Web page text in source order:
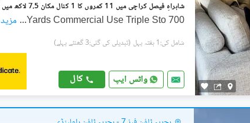
700 Yards Commercial Use Triple Sto
... مزید
شامل کی:1 ہفتہ پہل (تبدیلی کی گئی:3 گھنٹے پہلے)
واٹس ایپ کال